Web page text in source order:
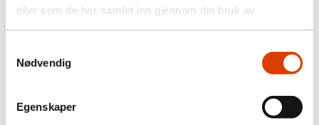
eller som de har samlet inn gjennom din bruk av
Nødvendig
Egenskaper
Fremtidens ledere er visjonære, inspirerende og
inkludering og like muligheter uansett kjønn,
alder, legning eller etnisitet. De vil også sørge for
at unge og nye som kommer inn blir inkludert, får
utfordrende oppgaver og en tydelig karrierevei.